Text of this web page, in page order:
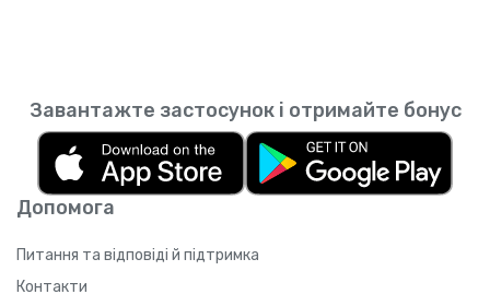
Допомога
Питання та відповіді й підтримка
Контакти
Завантажте застосунок і отримайте бонус